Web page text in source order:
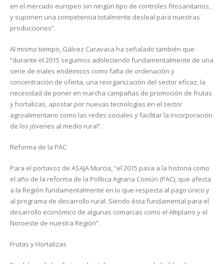
en el mercado europeo sin ningún tipo de controles fitosanitarios,
y suponen una competencia totalmente desleal para nuestras
producciones”.
Al mismo tiempo, Gálvez Caravaca ha señalado también que
“durante el 2015 seguimos adoleciendo fundamentalmente de una
serie de males endémicos como falta de ordenación y
concentración de oferta, una reorganización del sector eficaz, la
necesidad de poner en marcha campañas de promoción de frutas
y hortalizas, apostar por nuevas tecnologías en el sector
agroalimentario como las redes sociales y facilitar la incorporación
de los jóvenes al medio rural”.
Reforma de la PAC
Para el portavoz de ASAJA Murcia, “el 2015 pasa a la historia como
el año de la reforma de la Política Agraria Común (PAC), que afecta
a la Región fundamentalmente en lo que respecta al pago único y
al programa de desarrollo rural. Siendo ésta fundamental para el
desarrollo económico de algunas comarcas como el Altiplano y el
Noroeste de nuestra Región”.
Frutas y Hortalizas